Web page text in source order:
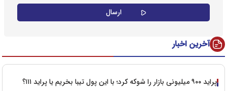
آخرین اخبار
پراید ۹۰۰ میلیونی بازار را شوکه کرد؛ با این پول تیبا بخریم یا پراید ۱۱۱؟